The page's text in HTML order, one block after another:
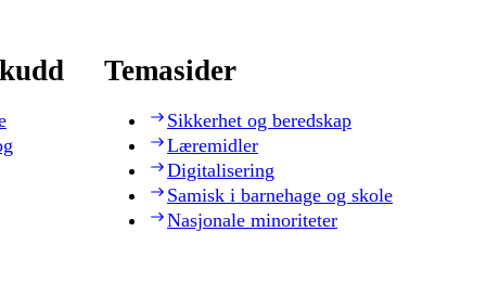
Temasider
Sikkerhet og beredskap
Læremidler
Digitalisering
Samisk i barnehage og skole
Nasjonale minoriteter